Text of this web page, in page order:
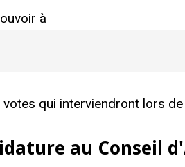
à
qui interviendront lors
au Conseil